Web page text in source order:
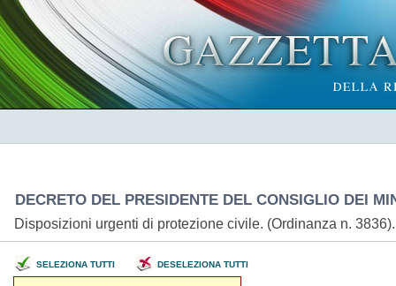
DECRETO DEL PRESIDENTE DEL CONSIGLIO DEI
Disposizioni urgenti di protezione civile. (Ordinanza n.
SELEZIONA TUTTI DESELEZIONA TUTTI